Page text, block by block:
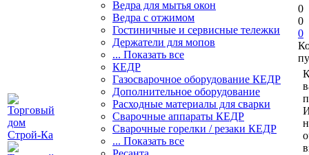
Ведра для мытья окон
Ведра с отжимом
Гостиничные и сервисные тележки
Держатели для мопов
... Показать все
КЕДР
Газосварочное оборудование КЕДР
Дополнительное оборудование
Расходные материалы для сварки
Сварочные аппараты КЕДР
Сварочные горелки / резаки КЕДР
... Показать все
0
0
0